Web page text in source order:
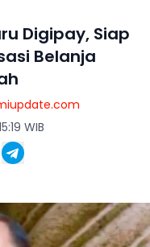
Digipay, Siap
Belanja
WIB